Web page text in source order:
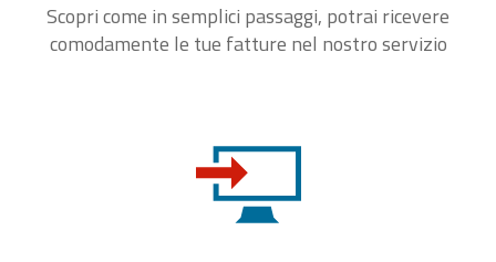
Scopri come in semplici passaggi, potrai ricevere
comodamente le tue fatture nel nostro servizio